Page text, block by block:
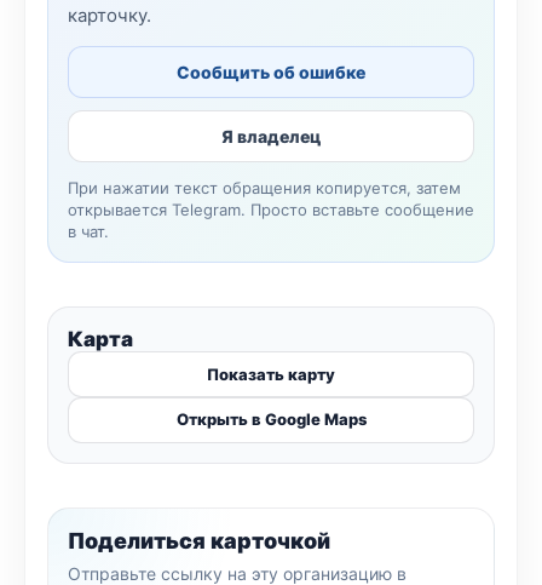
карточку.
Сообщить об ошибке
Я владелец
При нажатии текст обращения копируется, затем
открывается Telegram. Просто вставьте сообщение
в чат.
Карта
Показать карту
Открыть в Google Maps
Поделиться карточкой
Отправьте ссылку на эту организацию в